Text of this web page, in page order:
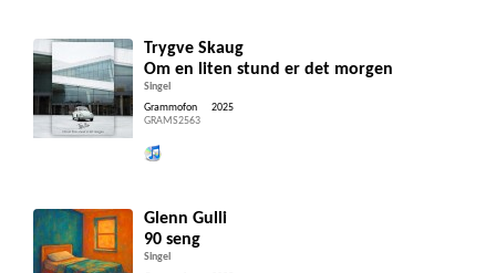
Trygve Skaug
Om en liten stund er det morgen
Singel
Grammofon
GRAMS2563
2025
Glenn Gulli
90 seng
Singel